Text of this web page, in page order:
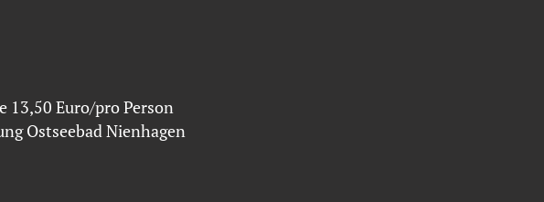
13,50 Euro/pro Person
Ostseebad Nienhagen